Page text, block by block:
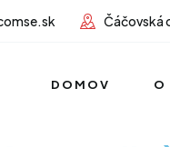
Čáčovská
DOMOV O